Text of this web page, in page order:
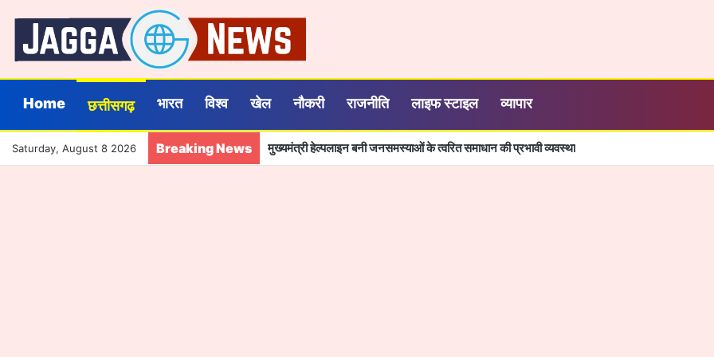
Home छत्तीसगढ़ भारत विश्व खेल नौकरी राजनीति लाइफ स्टाइल व्यापार
Saturday, August 8 2026 Breaking News मुख्यमंत्री हेल्पलाइन बनी जनसमस्याओं के त्वरित समाधान की प्रभावी व्यवस्था